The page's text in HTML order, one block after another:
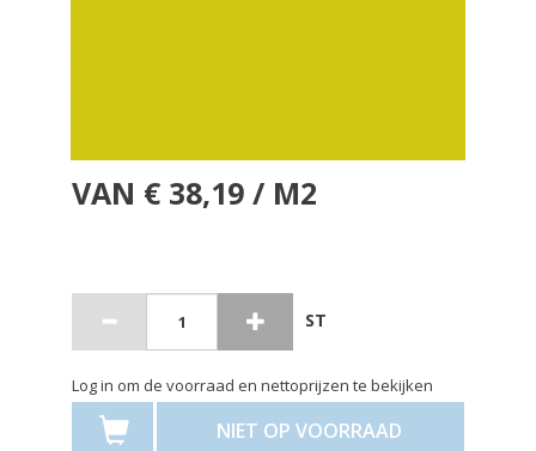
VAN € 38,19 / M2
ST
Log in om de voorraad en nettoprijzen te bekijken
NIET OP VOORRAAD